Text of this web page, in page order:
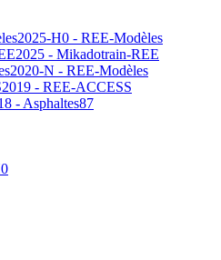
2025-H0 - REE-Modèles
2025 - Mikadotrain-REE
2020-N - REE-Modèles
2019 - REE-ACCESS
- Asphaltes87